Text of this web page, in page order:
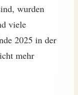
wurden
viele
2025 in der
mehr